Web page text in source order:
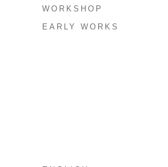
WORKSHOP
EARLY WORKS